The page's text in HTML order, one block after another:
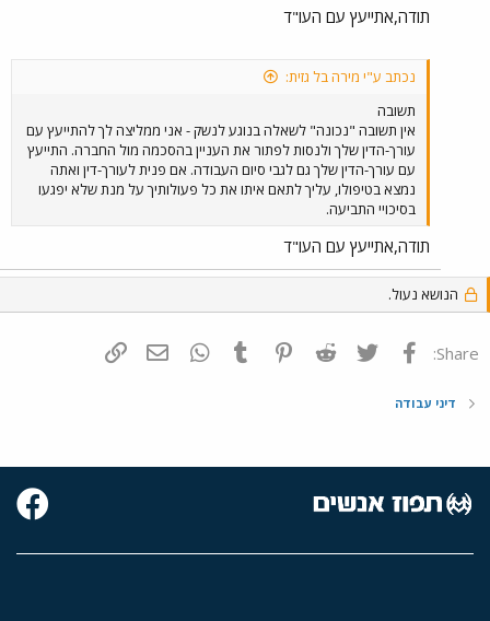
תודה,אתייעץ עם העו"ד
נכתב ע"י מירה בל גזית:
תשובה
אין תשובה "נכונה" לשאלה בנוגע לנשק - אני ממליצה לך להתייעץ עם
עורך-הדין שלך ולנסות לפתור את העניין בהסכמה מול החברה. התייעץ
עם עורך-הדין שלך גם לגבי סיום העבודה. אם פנית לעורך-דין ואתה
נמצא בטיפולו, עליך לתאם איתו את כל פעולותיך על מנת שלא יפגעו
בסיכויי התביעה.
תודה,אתייעץ עם העו"ד
הנושא נעול.
Share: פייסבוק Twitter
Reddit
Pinterest
Tumblr
WhatsAppדואר אלקטרוני
דיני עבודה